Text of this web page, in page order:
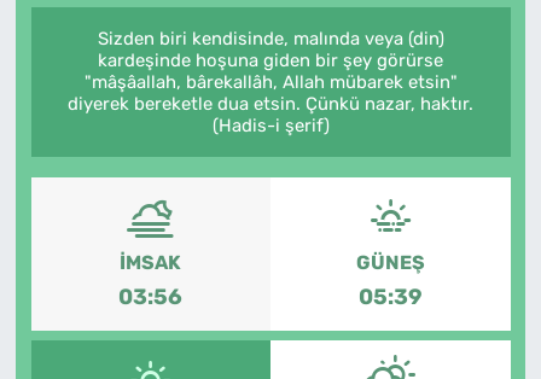
Sizden biri kendisinde, malında veya (din)
kardeşinde hoşuna giden bir şey görürse
"mâşâallah, bârekallâh, Allah mübarek etsin"
diyerek bereketle dua etsin. Çünkü nazar, haktır.
(Hadis-i şerif)
İMSAK
03:56
GÜNEŞ
05:39
MAGAZİN